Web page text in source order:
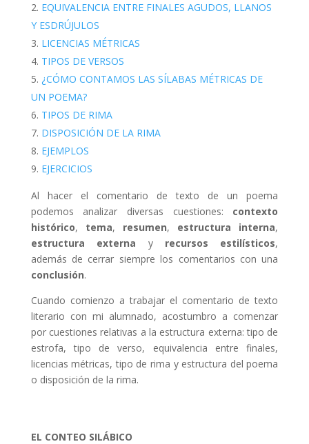
EQUIVALENCIA ENTRE FINALES AGUDOS, LLANOS
Y ESDRÚJULOS
LICENCIAS MÉTRICAS
TIPOS DE VERSOS
¿CÓMO CONTAMOS LAS SÍLABAS MÉTRICAS DE
UN POEMA?
TIPOS DE RIMA
DISPOSICIÓN DE LA RIMA
EJEMPLOS
EJERCICIOS
Al hacer el comentario de texto de un poema
podemos analizar diversas cuestiones: contexto
histórico, tema, resumen, estructura interna,
estructura externa y recursos estilísticos,
además de cerrar siempre los comentarios con una
conclusión.
Cuando comienzo a trabajar el comentario de texto
literario con mi alumnado, acostumbro a comenzar
por cuestiones relativas a la estructura externa: tipo de
estrofa, tipo de verso, equivalencia entre finales,
licencias métricas, tipo de rima y estructura del poema
o disposición de la rima.
EL CONTEO SILÁBICO